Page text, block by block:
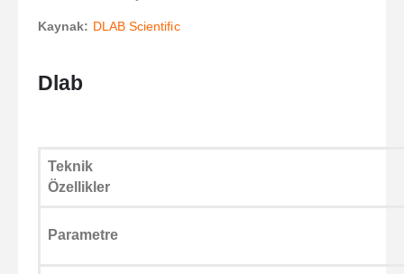
Kaynak: DLAB Scientific
Dlab
Teknik
Özellikler
Parametre